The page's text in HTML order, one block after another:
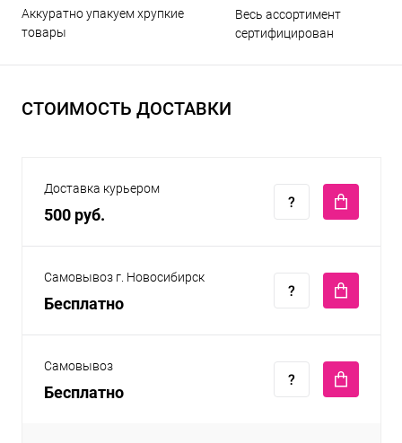
Аккуратно упакуем хрупкие
товары
Весь ассортимент
сертифицирован
СТОИМОСТЬ ДОСТАВКИ
Доставка курьером
500 руб.
Самовывоз г. Новосибирск
Бесплатно
Самовывоз
Бесплатно